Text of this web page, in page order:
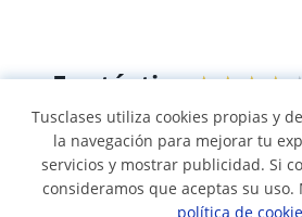
Fantástica
305915 opiniones de
© 2007 - 2026
Tusclases utiliza cookies propias y
la navegación para mejorar tu
servicios y mostrar publicidad. Si
consideramos que aceptas su
política de